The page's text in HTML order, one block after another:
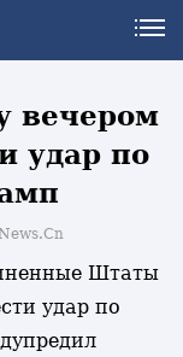
вечером
удар по
Штаты
удар по